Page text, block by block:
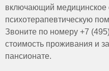
включающий медицинское
психотерапевтическую
Звоните по номеру +7
стоимость проживания и
пансионате.